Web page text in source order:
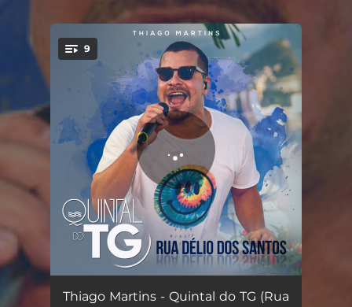
You're all set!
9
Já É / Alvará 03:55
Thiago Martins - Quintal do TG (Rua